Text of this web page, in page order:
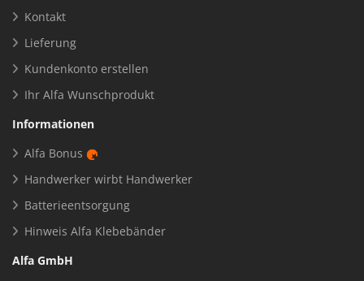
Kontakt
Lieferung
Kundenkonto erstellen
Ihr Alfa Wunschprodukt
Informationen
Alfa Bonus
Handwerker wirbt Handwerker
Batterieentsorgung
Hinweis Alfa Klebebänder
Alfa GmbH